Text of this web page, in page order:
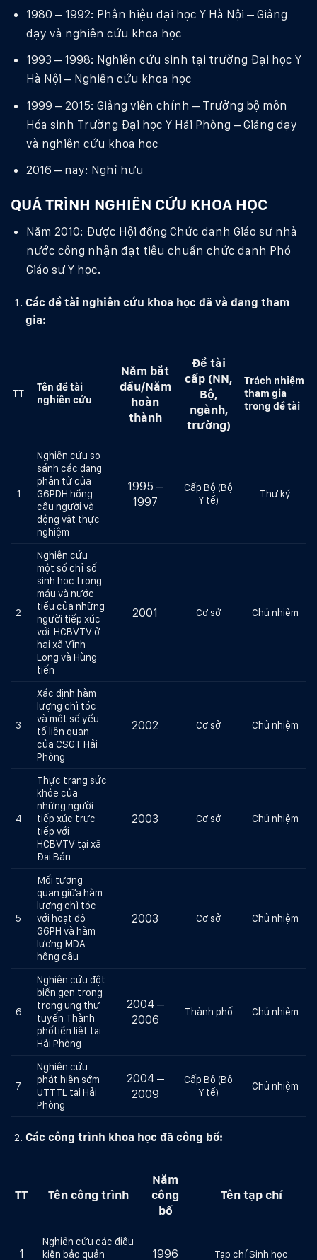
1980 – 1992: Phân hiệu đại học Y Hà Nội – Giảng
dạy và nghiên cứu khoa học
1993 – 1998: Nghiên cứu sinh tại trường Đại học Y
Hà Nội – Nghiên cứu khoa học
1999 – 2015: Giảng viên chính – Trưởng bộ môn
Hóa sinh Trường Đại học Y Hải Phòng – Giảng dạy
và nghiên cứu khoa học
2016 – nay: Nghỉ hưu
QUÁ TRÌNH NGHIÊN CỨU KHOA HỌC
Năm 2010: Được Hội đồng Chức danh Giáo sư nhà
nước công nhận đạt tiêu chuẩn chức danh Phó
Giáo sư Y học.
Các đề tài nghiên cứu khoa học đã và đang tham
gia:
TT
Tên đề tài
nghiên cứu
Năm bắt
đầu/Năm
hoàn
thành
Đề tài
cấp (NN,
Bộ,
ngành,
trường)
Trách nhiệm
tham gia
trong đề tài
1
Nghiên cứu so
sánh các dạng
phân tử của
G6PDH hồng
cầu người và
động vật thực
nghiệm
1995 –
1997
Cấp Bộ (Bộ
Y tế)
Thư ký
2
Nghiên cứu
một số chỉ số
sinh học trong
máu và nước
tiểu của những
người tiếp xúc
với HCBVTV ở
hai xã Vĩnh
Long và Hùng
tiến
2001 Cơ sở Chủ nhiệm
3
Xác định hàm
lượng chì tóc
và một số yếu
tố liên quan
của CSGT Hải
Phòng
2002 Cơ sở Chủ nhiệm
4
Thực trạng sức
khỏe của
những người
tiếp xúc trực
tiếp với
HCBVTV tại xã
Đại Bản
2003 Cơ sở Chủ nhiệm
5
Mối tương
quan giữa hàm
lượng chì tóc
với hoạt độ
G6PH và hàm
lượng MDA
hồng cầu
2003 Cơ sở Chủ nhiệm
6
Nghiên cứu đột
biến gen trong
trong ung thư
tuyến Thành
phốtiền liệt tại
Hải Phòng
2004 –
2006
Thành phố Chủ nhiệm
7
Nghiên cứu
phát hiện sớm
UTTTL tại Hải
Phòng
2004 –
2009
Cấp Bộ (Bộ
Y tế)
Chủ nhiệm
Các công trình khoa học đã công bố:
TT Tên công trình
Năm
công
bố
Tên tạp chí
1
Nghiên cứu các điều
kiện bảo quản
1996 Tạp chí Sinh học